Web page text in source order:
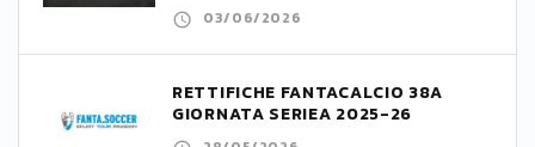
03/06/2026
RETTIFICHE FANTACALCIO 38A
GIORNATA SERIEA 2025-26